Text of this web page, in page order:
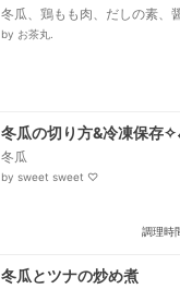
冬瓜、鶏もも肉、だしの素、
生姜、片栗粉
by お茶丸.
冬瓜の切り方&冷凍保存
冬瓜
by sweet sweet ♡
調理時
冬瓜とツナの炒め煮